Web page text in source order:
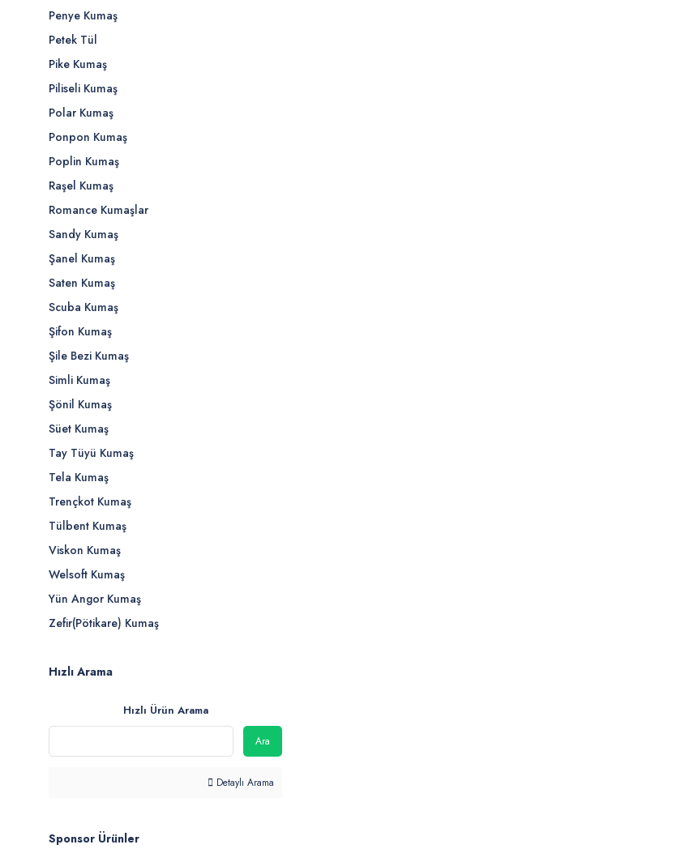
Penye Kumaş
Petek Tül
Pike Kumaş
Piliseli Kumaş
Polar Kumaş
Ponpon Kumaş
Poplin Kumaş
Raşel Kumaş
Romance Kumaşlar
Sandy Kumaş
Şanel Kumaş
Saten Kumaş
Scuba Kumaş
Şifon Kumaş
Şile Bezi Kumaş
Simli Kumaş
Şönil Kumaş
Süet Kumaş
Tay Tüyü Kumaş
Tela Kumaş
Trençkot Kumaş
Tülbent Kumaş
Viskon Kumaş
Welsoft Kumaş
Yün Angor Kumaş
Zefir(Pötikare) Kumaş
Hızlı Arama
Hızlı Ürün Arama
Ara
Detaylı Arama
Sponsor Ürünler